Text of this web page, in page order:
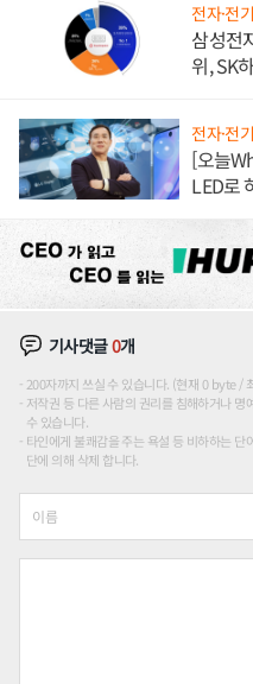
전자·전
삼성전
위, SK
전자·전
[오늘
LED로
기사댓글0개
200자까지 쓰실 수 있습니다. (현재 0 byte /
저작권 등 다른 사람의 권리를 침해하거나
수 있습니다.
타인에게 불쾌감을 주는 욕설 등 비하하는
단에 의해 삭제 합니다.